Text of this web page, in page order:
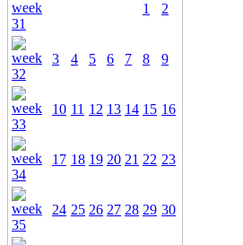
1 2
3 4 5 6 7 8 9
10 11 12 13 14 15 16
17 18 19 20 21 22 23
24 25 26 27 28 29 30